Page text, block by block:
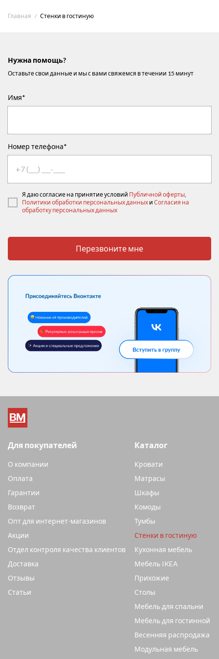
Главная Стенки в гостиную
Нужна помощь?
Оставьте свои данные и мы с вами свяжемся в течении 15 минут
Имя*
Номер телефона*
Я даю согласие на принятие условий Публичной оферты,
Политики обработки персональных данных и Согласия на
обработку персональных данных
Перезвоните мне
Каталог
Кровати
Матрасы
Шкафы
Комоды
Тумбы
Стенки в гостиную
Кухонная мебель
Мебель IKEA
Прихожие
Столы
Мебель для спальни
Мебель для гостинной
Весенняя распродажа
Модульная мебель
Для покупателей
О компании
Оплата
Гарантии
Возврат
Опт для интернет-магазинов
Акции
Отдел контроля качества клиентов
Доставка
Отзывы
Статьи